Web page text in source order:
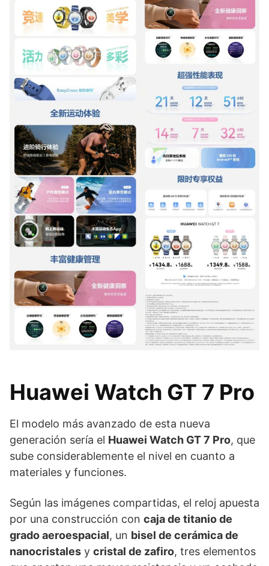
Huawei Watch GT 7 Pro
El modelo más avanzado de esta nueva
generación sería el Huawei Watch GT 7 Pro, que
sube considerablemente el nivel en cuanto a
materiales y funciones.
Según las imágenes compartidas, el reloj apuesta
por una construcción con caja de titanio de
grado aeroespacial, un bisel de cerámica de
nanocristales y cristal de zafiro, tres elementos